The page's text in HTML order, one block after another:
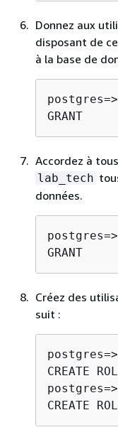
Donnez aux
disposant de
à la base de
postgres=>
GRANT
Accordez à
lab_tech
données.
postgres=>
GRANT
Créez des
suit :
postgres=>
CREATE
postgres=>
CREATE